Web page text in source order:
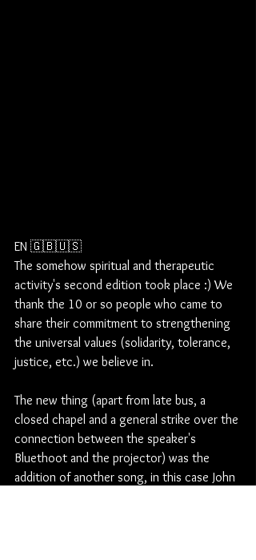
EN 🇬🇧🇺🇸
The somehow spiritual and therapeutic
activity's second edition took place :) We
thank the 10 or so people who came to
share their commitment to strengthening
the universal values (solidarity, tolerance,
justice, etc.) we believe in.
The new thing (apart from late bus, a
closed chapel and a general strike over the
connection between the speaker's
Bluethoot and the projector) was the
addition of another song, in this case John